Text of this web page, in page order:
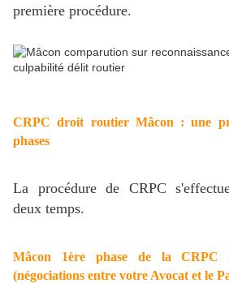
première procédure.
CRPC droit routier Mâcon : une
phases
La procédure de CRPC
deux temps.
Mâcon 1ère phase de la CRPC
(négociations entre votre Avocat et le